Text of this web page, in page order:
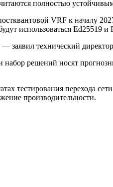
полностью
VRF к началу
использоваться Ed25519 и
— заявил технический
решений носят
тестирования перехода
производительности.